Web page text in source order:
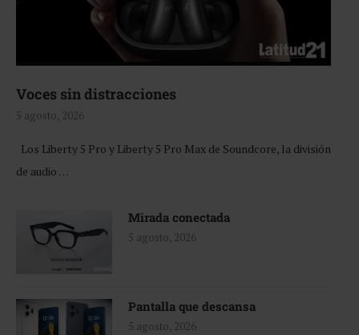
Voces sin distracciones
5 agosto, 2026
Los Liberty 5 Pro y Liberty 5 Pro Max de Soundcore, la división
de audio …
Mirada conectada
5 agosto, 2026
Pantalla que descansa
5 agosto, 2026